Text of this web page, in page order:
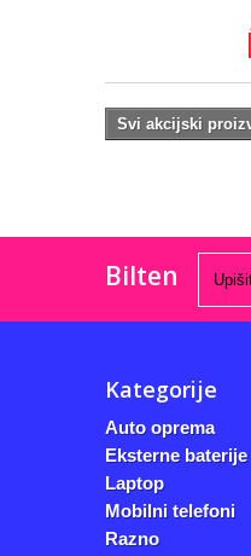
Svi akcijski
Bilten
Kategorije
Auto oprema
Eksterne baterije
Laptop
Mobilni telefoni
Razno